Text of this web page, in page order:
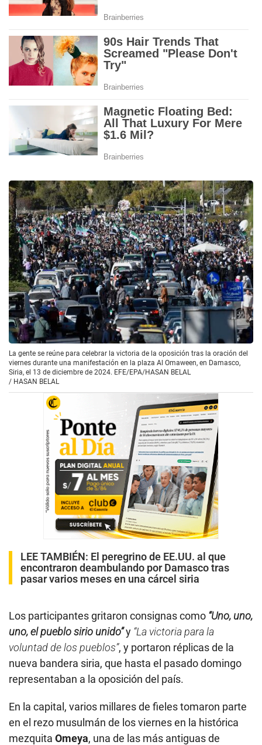
La gente se reúne para celebrar la victoria de la oposición tras la oración del
viernes durante una manifestación en la plaza Al Omaween, en Damasco,
Siria, el 13 de diciembre de 2024. EFE/EPA/HASAN BELAL
/ HASAN BELAL
LEE TAMBIÉN: El peregrino de EE.UU. al que
encontraron deambulando por Damasco tras
pasar varios meses en una cárcel siria
Los participantes gritaron consignas como “Uno, uno,
uno, el pueblo sirio unido”y “La victoria para la
voluntad de los pueblos”, y portaron réplicas de la
nueva bandera siria, que hasta el pasado domingo
representaban a la oposición del país.
En la capital, varios millares de fieles tomaron parte
en el rezo musulmán de los viernes en la histórica
mezquita Omeya, una de las más antiguas de